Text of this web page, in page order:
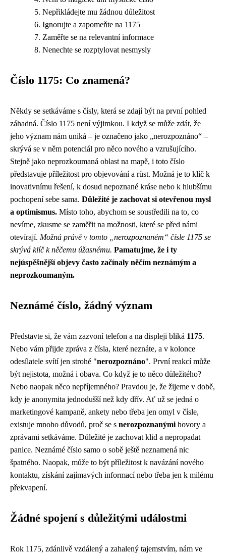
Nepřikládejte mu žádnou důležitost
Ignorujte a zapomeňte na 1175
Zaměřte se na relevantní informace
Nenechte se rozptylovat nesmysly
Číslo 1175: Co znamená?
Někdy se setkáváme s čísly, která se zdají být na první pohled
záhadná. Číslo 1175 není výjimkou. I když se může zdát, že
jeho význam nám uniká – je označeno jako „nerozpoznáno“ –
skrývá se v něm potenciál pro něco nového a vzrušujícího.
Stejně jako neprozkoumaná oblast na mapě, i toto číslo
představuje příležitost pro objevování a růst. Možná je to klíč k
inovativnímu řešení, k dosud nepoznané kráse nebo k hlubšímu
pochopení sebe sama. Důležité je zachovat si otevřenou mysl
a optimismus. Místo toho, abychom se soustředili na to, co
nevíme, zkusme se zaměřit na možnosti, které se před námi
otevírají. Možná právě v tomto „nerozpoznaném“ čísle 1175 se
skrývá klíč k něčemu úžasnému. Pamatujme, že i ty
nejúspěšnější objevy často začínaly něčím neznámým a
neprozkoumaným.
Neznámé číslo, žádný význam
Představte si, že vám zazvoní telefon a na displeji bliká 1175.
Nebo vám přijde zpráva z čísla, které neznáte, a v kolonce
odesílatele svítí jen strohé "nerozpoznáno". První reakcí může
být nejistota, možná i obava. Co když je to něco důležitého?
Nebo naopak něco nepříjemného? Pravdou je, že žijeme v době,
kdy je anonymita jednodušší než kdy dřív. Ať už se jedná o
marketingové kampaně, ankety nebo třeba jen omyl v čísle,
existuje mnoho důvodů, proč se s nerozpoznanými hovory a
zprávami setkáváme. Důležité je zachovat klid a nepropadat
panice. Neznámé číslo samo o sobě ještě neznamená nic
špatného. Naopak, může to být příležitost k navázání nového
kontaktu, získání zajímavých informací nebo třeba jen k milému
překvapení.
Žádné spojení s důležitými událostmi
Rok 1175, zdánlivě vzdálený a zahalený tajemstvím, nám ve